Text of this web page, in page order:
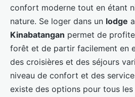
confort moderne tout en étant
nature. Se loger dans un lodge
Kinabatangan permet de
forêt et de partir facilement en
des croisières et des séjours
niveau de confort et des
existe des options pour tous